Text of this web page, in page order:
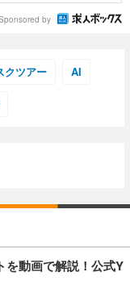
by
クツアー AI
を動画で解説！公式Y